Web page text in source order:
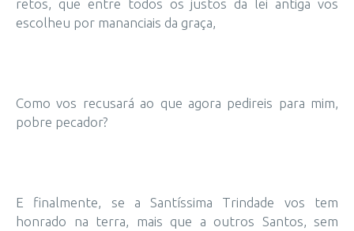
retos, que entre todos os justos da lei antiga vos
escolheu por mananciais da graça,
Como vos recusará ao que agora pedireis para mim,
pobre pecador?
E finalmente, se a Santíssima Trindade vos tem
honrado na terra, mais que a outros Santos, sem